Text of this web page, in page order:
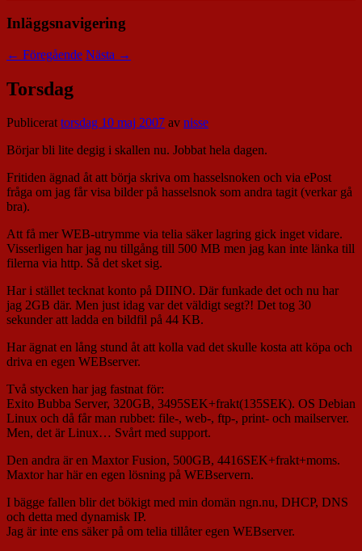
Inläggsnavigering
← Föregående Nästa →
Torsdag
Publicerattorsdag 10 maj 2007 av nisse
Börjar bli lite degig i skallen nu. Jobbat hela dagen.
Fritiden ägnad åt att börja skriva om hasselsnoken och via ePost
fråga om jag får visa bilder på hasselsnok som andra tagit (verkar gå
bra).
Att få mer WEB-utrymme via telia säker lagring gick inget vidare.
Visserligen har jag nu tillgång till 500 MB men jag kan inte länka till
filerna via http. Så det sket sig.
Har i stället tecknat konto på DIINO. Där funkade det och nu har
jag 2GB där. Men just idag var det väldigt segt?! Det tog 30
sekunder att ladda en bildfil på 44 KB.
Har ägnat en lång stund åt att kolla vad det skulle kosta att köpa och
driva en egen WEBserver.
Två stycken har jag fastnat för:
Exito Bubba Server, 320GB, 3495SEK+frakt(135SEK). OS Debian
Linux och då får man rubbet: file-, web-, ftp-, print- och mailserver.
Men, det är Linux… Svårt med support.
Den andra är en Maxtor Fusion, 500GB, 4416SEK+frakt+moms.
Maxtor har här en egen lösning på WEBservern.
I bägge fallen blir det bökigt med min domän ngn.nu, DHCP, DNS
och detta med dynamisk IP.
Jag är inte ens säker på om telia tillåter egen WEBserver.